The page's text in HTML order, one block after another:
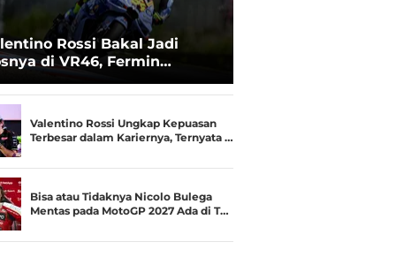
Rossi Bakal Jadi
di VR46, Fermin
Valentino Rossi Ungkap Kepuasan
Terbesar dalam Kariernya, Ternyata …
Bisa atau Tidaknya Nicolo Bulega
Mentas pada MotoGP 2027 Ada di T…